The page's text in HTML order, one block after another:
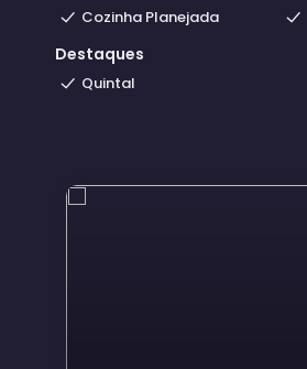
Cozinha Planejada
Destaques
Quintal